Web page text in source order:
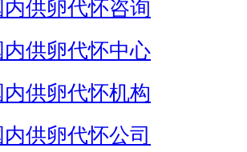
内供卵代怀咨询
内供卵代怀中心
内供卵代怀机构
内供卵代怀公司